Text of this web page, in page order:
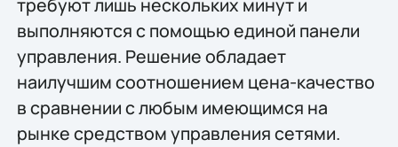
требуют лишь нескольких минут и
выполняются с помощью единой панели
управления. Решение обладает
наилучшим соотношением цена-качество
в сравнении с любым имеющимся на
рынке средством управления сетями.